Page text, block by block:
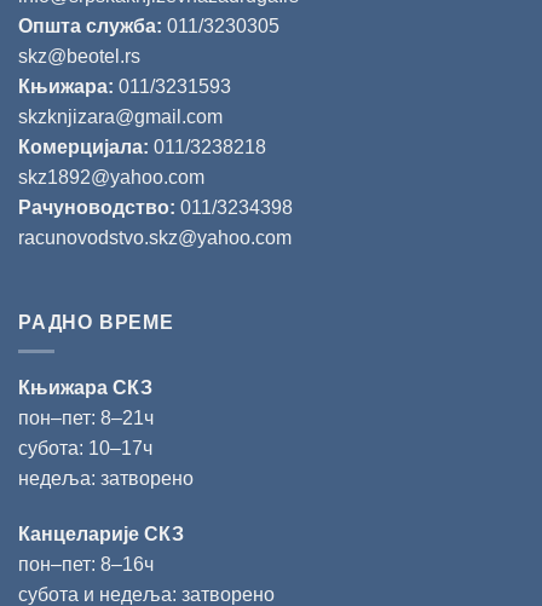
Општа служба: 011/3230305
skz@beotel.rs
Књижара: 011/3231593
skzknjizara@gmail.com
Комерцијала: 011/3238218
skz1892@yahoo.com
Рачуноводство: 011/3234398
racunovodstvo.skz@yahoo.com
РАДНО ВРЕМЕ
Књижара СКЗ
пон‒пет: 8‒21ч
субота: 10‒17ч
недеља: затворено
Канцеларије СКЗ
пон‒пет: 8‒16ч
субота и недеља: затворено